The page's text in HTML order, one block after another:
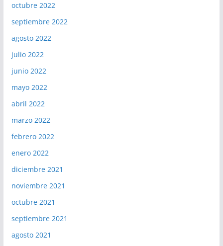
octubre 2022
septiembre 2022
agosto 2022
julio 2022
junio 2022
mayo 2022
abril 2022
marzo 2022
febrero 2022
enero 2022
diciembre 2021
noviembre 2021
octubre 2021
septiembre 2021
agosto 2021